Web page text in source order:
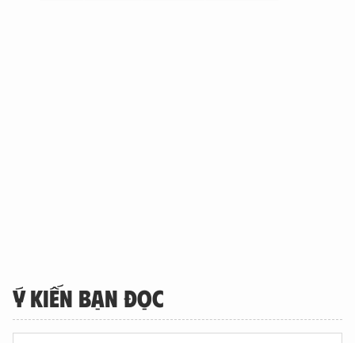
Ý KIẾN BẠN ĐỌC
XIN CHÀO,
TÔI LÀ CHATBOT CỦA